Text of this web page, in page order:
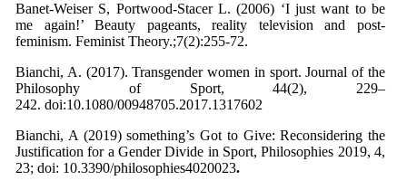
Banet-Weiser S, Portwood-Stacer L. (2006) ‘I just want to be
me again!’ Beauty pageants, reality television and post-
feminism. Feminist Theory.;7(2):255-72.
Bianchi, A. (2017). Transgender women in sport. Journal of the
Philosophy of Sport, 44(2), 229–
242. doi:10.1080/00948705.2017.1317602
Bianchi, A (2019) something’s Got to Give: Reconsidering the
Justification for a Gender Divide in Sport, Philosophies 2019, 4,
23; doi: 10.3390/philosophies4020023.